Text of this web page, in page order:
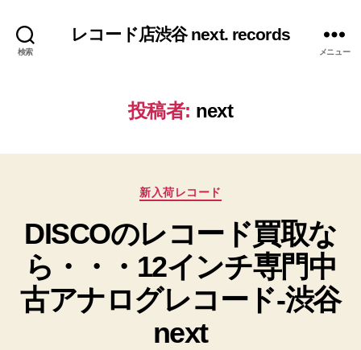
検索
レコード店渋谷 next. records
メニュー
投稿者: next
カ
ゴ
リ
ー
新入荷レコード
DISCOのレコード買取な
ら・・・12インチ専門中
古アナログレコード-渋谷
next